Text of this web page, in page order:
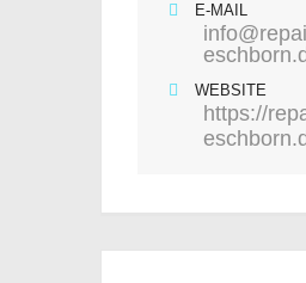
E-MAIL
WEBSITE
https://